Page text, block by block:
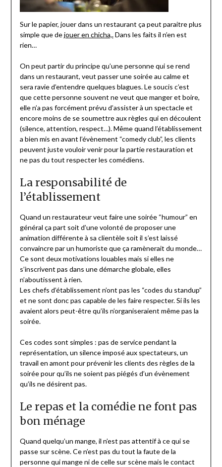
Sur le papier, jouer dans un restaurant ça peut paraitre plus
simple que dejouer en chicha,.Dans les faits il n’en est
rien…
On peut partir du principe qu’une personne qui se rend
dans un restaurant, veut passer une soirée au calme et
sera ravie d’entendre quelques blagues. Le soucis c’est
que cette personne souvent ne veut que manger et boire,
elle n’a pas forcément prévu d’assister à un spectacle et
encore moins de se soumettre aux règles qui en découlent
(silence, attention, respect…). Même quand l’établissement
a bien mis en avant l’évènement “comedy club”, les clients
peuvent juste vouloir venir pour la partie restauration et
ne pas du tout respecter les comédiens.
La responsabilité de
l’établissement
Quand un restaurateur veut faire une soirée “humour” en
général ça part soit d’une volonté de proposer une
animation différente à sa clientèle soit il s’est laissé
convaincre par un humoriste que ça ramènerait du monde…
Ce sont deux motivations louables mais si elles ne
s’inscrivent pas dans une démarche globale, elles
n’aboutissent à rien.
Les chefs d’établissement n’ont pas les “codes du standup”
et ne sont donc pas capable de les faire respecter. Si ils les
avaient alors peut-être qu’ils n’organiseraient même pas la
soirée.
Ces codes sont simples : pas de service pendant la
représentation, un silence imposé aux spectateurs, un
travail en amont pour prévenir les clients des règles de la
soirée pour qu’ils ne soient pas piégés d’un évènement
qu’ils ne désirent pas.
Le repas et la comédie ne font pas
bon ménage
Quand quelqu’un mange, il n’est pas attentif à ce qui se
passe sur scène. Ce n’est pas du tout la faute de la
personne qui mange ni de celle sur scène mais le contact